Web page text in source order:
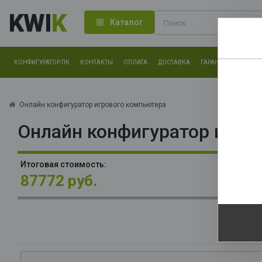
KWIK Каталог
КОНФИГУРАТОР ПК КОНТАКТЫ ОПЛАТА ДОСТАВКА ГАРАНТИЯ
Онлайн конфигуратор игрового компьютера
Онлайн конфигуратор
Итоговая стоимость:
87772 руб.